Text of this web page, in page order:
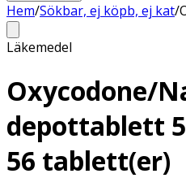
Hem/Sökbar, ej köpb, ej kat/
Läkemedel
Oxycodone/
depottablett
56 tablett(er)